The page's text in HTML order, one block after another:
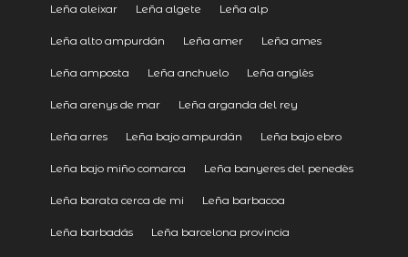
Leña aleixar Leña algete Leña alp
Leña alto ampurdán Leña amer Leña ames
Leña amposta Leña anchuelo Leña anglès
Leña arenys de mar Leña arganda del rey
Leña arres Leña bajo ampurdán Leña bajo ebro
Leña bajo miño comarca Leña banyeres del penedès
Leña barata cerca de mi Leña barbacoa
Leña barbadás Leña barcelona provincia